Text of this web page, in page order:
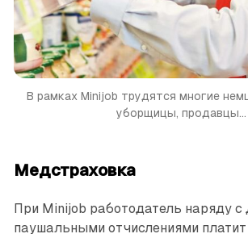
В рамках Minijob трудятся многие
уборщицы, продавцы...
Медстраховка
При Minijob работодатель наряду с
паушальными отчислениями платит